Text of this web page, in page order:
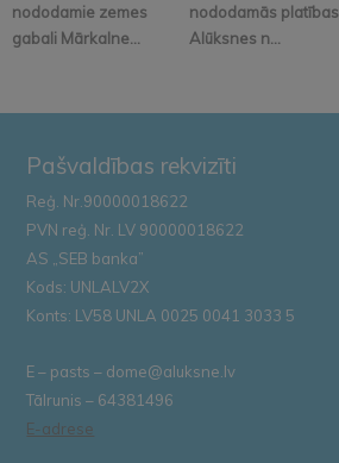
nododamie zemes
gabali Mārkalne...
nododamās platības
Alūksnes n...
Pašvaldības rekvizīti
Reģ. Nr.90000018622
PVN reģ. Nr. LV 90000018622
AS „SEB banka”
Kods: UNLALV2X
Konts: LV58 UNLA 0025 0041 3033 5
E – pasts – dome@aluksne.lv
Tālrunis – 64381496
E-adrese